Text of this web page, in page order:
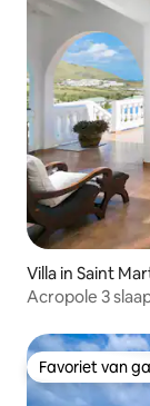
Villa in Saint
Acropole 3
Favoriet van
Favoriet van